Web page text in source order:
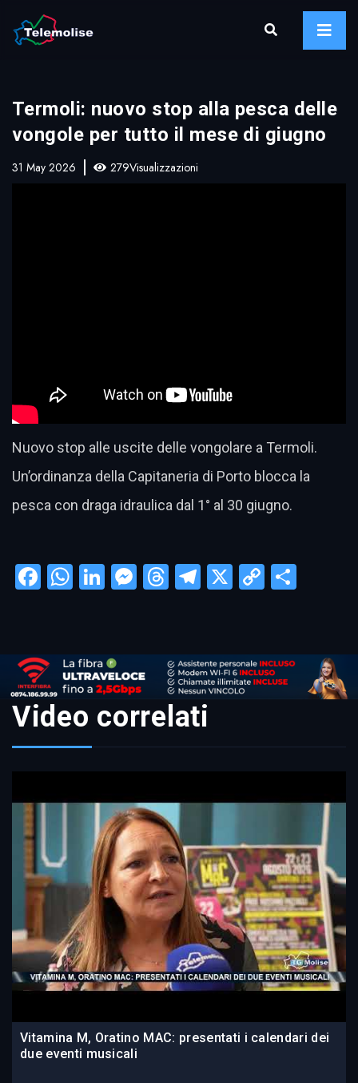
Termoli: nuovo stop alla pesca delle
vongole per tutto il mese di giugno
31 May 2026 279Visualizzazioni
Nuovo stop alle uscite delle vongolare a Termoli.
Un’ordinanza della Capitaneria di Porto blocca la
pesca con draga idraulica dal 1° al 30 giugno.
Facebook
WhatsApp
LinkedIn
Messenger
Threads
Telegram
X
Copy
Video correlati
Vitamina M, Oratino MAC: presentati i calendari dei
due eventi musicali